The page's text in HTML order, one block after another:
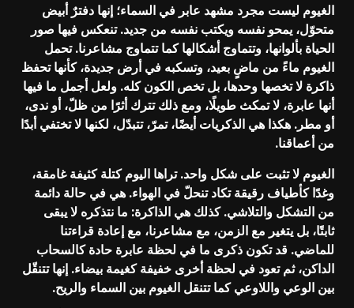
الغيوم ليست مجرد مشهد عابر في السماء؛ إنها دفترٌ أبيض
متحوّل، يمحو نفسه ويكتب نفسه من جديد. تنعكس فيها صور
الحياة بألوانها، وتتماوج أشكالها كما تتماوج مشاعرنا. تحمل
الغيوم ماءً من ماضٍ بعيد، وتسكبه في أرض جديدة، كأنها تحفظ
ذاكرة لا تخصها وحدها، بل تخص الكون كله. ولعل أجمل ما فيها
أنها عابرة، لا تمكث طويلًا، ومع ذلك تترك أثرًا من ظلّ، أو ندى،
أو مطر. هكذا هي الذكريات أيضًا، تمرّ، تتبدّل، لكنها لا تختفي أبدًا
من أعماقنا.
الغيوم لا تثبت على شكل واحد. تراها اليوم كتلة كثيفة غامقة،
وغدًا كأطياف رقيقة تكاد تنحلّ في الهواء. هي في حالة دائمة
من التشكل والتلاشي. كذلك هي الذاكرة: ما نتذكره لا يبقى
ثابتًا، بل يتغير مع الزمن، مع مشاعرنا، مع إعادة قراءتنا
للماضي. قد تكون ذكرى ما في لحظة عابرة حادة كالسحاب
الداكن، ثم تعود في لحظة أخرى خفيفة كغيمة بيضاء. إنها تتنقّل
بين الوعي واللاوعي كما تتنقل الغيوم بين السماء والريح.